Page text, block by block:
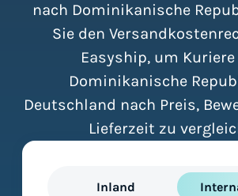
nach Dominikanische
Sie den
Easyship, um
Dominikanische
Deutschland nach Preis,
Lieferzeit zu
Inland